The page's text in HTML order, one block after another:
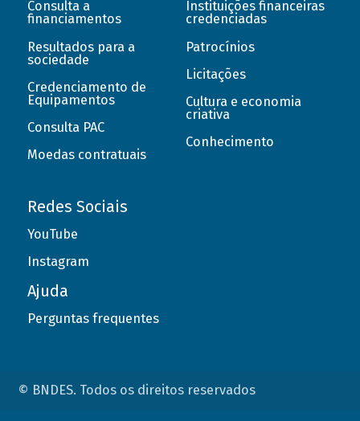
Consulta a
financiamentos
Resultados para a
sociedade
Credenciamento de
Equipamentos
Consulta PAC
Moedas contratuais
Instituições financeiras
credenciadas
Patrocínios
Licitações
Cultura e economia
criativa
Conhecimento
Redes Sociais
YouTube
Instagram
Ajuda
Perguntas frequentes
© BNDES. Todos os direitos reservados